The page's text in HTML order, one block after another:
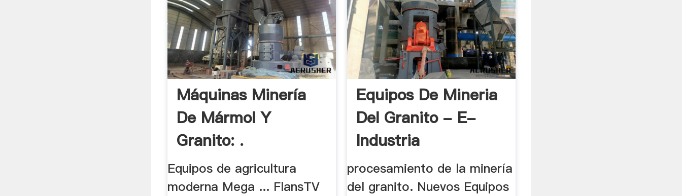
Máquinas Minería
De Mármol Y
Granito: .
Equipos de agricultura
moderna Mega ... FlansTV
Equipos De Mineria
Del Granito - E-
Industria
procesamiento de la minería
del granito. Nuevos Equipos